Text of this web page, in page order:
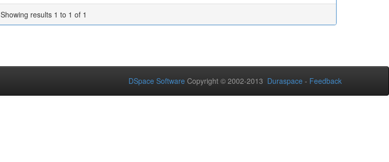
Showing results 1 to 1 of 1
DSpace Software Copyright © 2002-2013 Duraspace - Feedback